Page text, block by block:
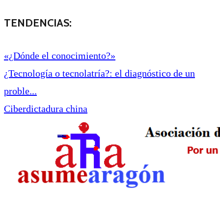
TENDENCIAS:
«¿Dónde el conocimiento?»
¿Tecnología o tecnolatría?: el diagnóstico de un
proble...
Ciberdictadura china